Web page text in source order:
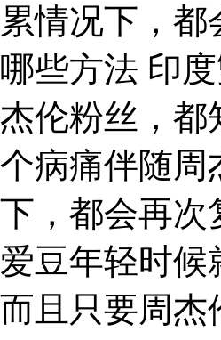
累情况下，
哪些方法 印
杰伦粉丝，都
个病痛伴随周
下，都会再次
爱豆年轻时候
而且只要周杰